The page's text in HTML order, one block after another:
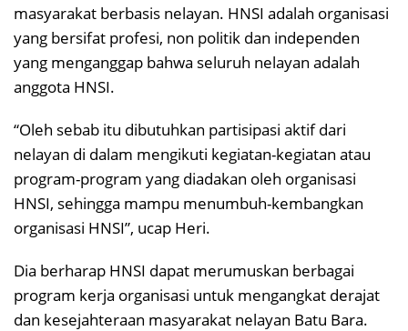
masyarakat berbasis nelayan. HNSI adalah organisasi
yang bersifat profesi, non politik dan independen
yang menganggap bahwa seluruh nelayan adalah
anggota HNSI.
“Oleh sebab itu dibutuhkan partisipasi aktif dari
nelayan di dalam mengikuti kegiatan-kegiatan atau
program-program yang diadakan oleh organisasi
HNSI, sehingga mampu menumbuh-kembangkan
organisasi HNSI”, ucap Heri.
Dia berharap HNSI dapat merumuskan berbagai
program kerja organisasi untuk mengangkat derajat
dan kesejahteraan masyarakat nelayan Batu Bara.